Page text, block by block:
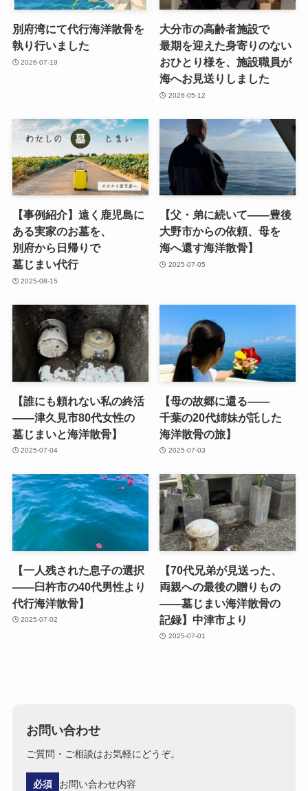
別府湾にて代行海洋散骨を​
執り​行いました
2026-07-19
大分市の​高齢者施設で​
最期を​迎えた​身寄りの​ない​
おひとり様を、​施設職員が​
海へお見送りしました
2026-05-12
【事例紹介】遠く​鹿児島に​
ある​実家の​お墓を、​
別府から​日帰りで​
墓じまい代行
2025-08-15
【父・弟に​続いて​——豊後​
大野市からの​依頼、​母を​
海へ還す海洋散骨】
2025-07-05
【誰にも​頼れない​私の​終活
——津久見市80​代女性の​
墓じまいと​海洋散骨】
2025-07-04
【母の​故郷に​還る​——
千葉の​20代姉妹が​託した​
海洋散骨の​旅】
2025-07-03
【一人残された​息子の​選択
——臼杵市の​40​代男性より​
代行海洋散骨】
2025-07-02
【70代兄弟が​見送った、​
両親への​最後の​贈りもの​
——墓じまい​海洋散骨の​
記録】中津市より
2025-07-01
お問い合わせ
ご質問・ご相談はお気軽にどうぞ。
お問い合わせ内容
必須